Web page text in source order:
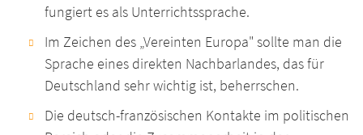
fungiert es als Unterrichtssprache.
Im Zeichen des „Vereinten Europa" sollte man die
Sprache eines direkten Nachbarlandes, das für
Deutschland sehr wichtig ist, beherrschen.
Die deutsch-französischen Kontakte im politischen